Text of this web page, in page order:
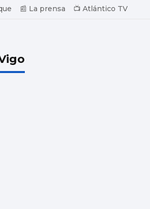
📰 La prensa 📺 Atlántico TV